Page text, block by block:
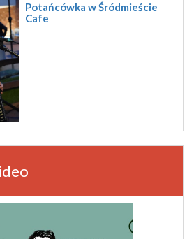
Potańcówka w Śródmieście
Cafe